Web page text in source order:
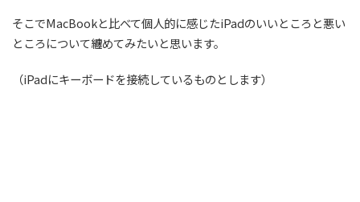
そこでMacBookと比べて個人的に感じたiPadのいいところと悪い
ところについて纏めてみたいと思います。
（iPadにキーボードを接続しているものとします）